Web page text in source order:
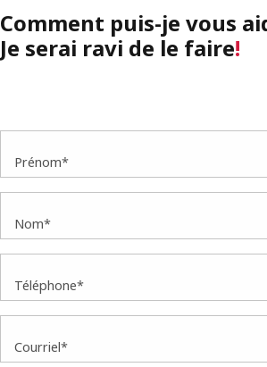
Comment puis-je vous
Je serai ravi de le faire!
Prénom*
Nom*
Téléphone*
Courriel*